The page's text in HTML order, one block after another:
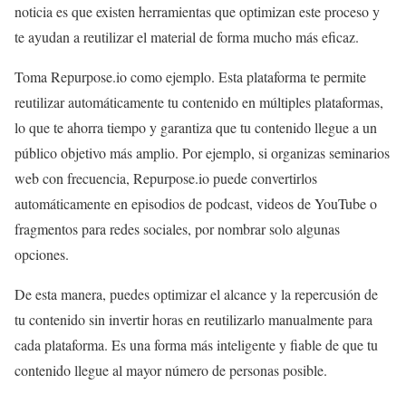
noticia es que existen herramientas que optimizan este proceso y
te ayudan a reutilizar el material de forma mucho más eficaz.
Toma Repurpose.io como ejemplo. Esta plataforma te permite
reutilizar automáticamente tu contenido en múltiples plataformas,
lo que te ahorra tiempo y garantiza que tu contenido llegue a un
público objetivo más amplio. Por ejemplo, si organizas seminarios
web con frecuencia, Repurpose.io puede convertirlos
automáticamente en episodios de podcast, videos de YouTube o
fragmentos para redes sociales, por nombrar solo algunas
opciones.
De esta manera, puedes optimizar el alcance y la repercusión de
tu contenido sin invertir horas en reutilizarlo manualmente para
cada plataforma. Es una forma más inteligente y fiable de que tu
contenido llegue al mayor número de personas posible.